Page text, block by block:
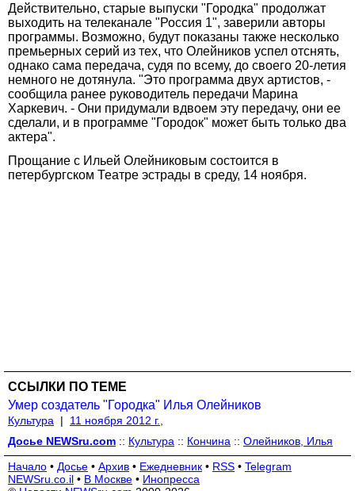
Действительно, старые выпуски "Городка" продолжат
выходить на телеканале "Россия 1", заверили авторы
программы. Возможно, будут показаны также несколько
премьерных серий из тех, что Олейников успел отснять,
однако сама передача, судя по всему, до своего 20-летия
немного не дотянула. "Это программа двух артистов, -
сообщила ранее руководитель передачи Марина
Харкевич. - Они придумали вдвоем эту передачу, они ее
сделали, и в программе "Городок" может быть только два
актера".
Прощание с Ильей Олейниковым состоится в
петербургском Театре эстрады в среду, 14 ноября.
ССЫЛКИ ПО ТЕМЕ
Умер создатель "Городка" Илья Олейников
Культура |
11 ноября 2012 г.,
Досье NEWSru.com :: Культура :: Кончина :: Олейников, Илья
Начало • Досье • Архив • Ежедневник • RSS • Telegram
NEWSru.co.il • В Москве • Инопресса